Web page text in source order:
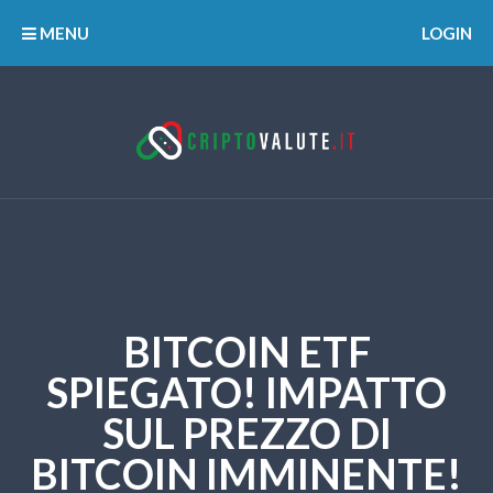
MENU LOGIN
BITCOIN ETF
SPIEGATO! IMPATTO
SUL PREZZO DI
BITCOIN IMMINENTE!